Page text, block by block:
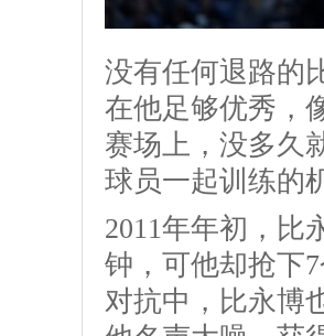
没有任何退路的
在他足够优秀，
赛场上，没多久
球员一起训练的
2011年年初，比
钟，可他却抢下
对抗中，比永博